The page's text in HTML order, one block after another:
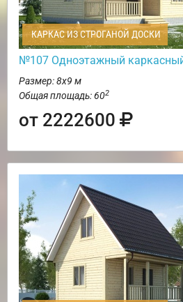
КАРКАС ИЗ СТРОГАНОЙ ДОСКИ
№107 Одноэтажный
Размер: 8х9 м
Общая площадь: 602
от 2222600